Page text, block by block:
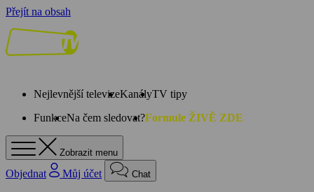
Přejít na obsah
Nejlevnější televizeKanályTV tipy
FunkceNa čem sledovat?Formule ŽIVĚ ZDE
Zobrazit menu
Objednat Můj účet Chat